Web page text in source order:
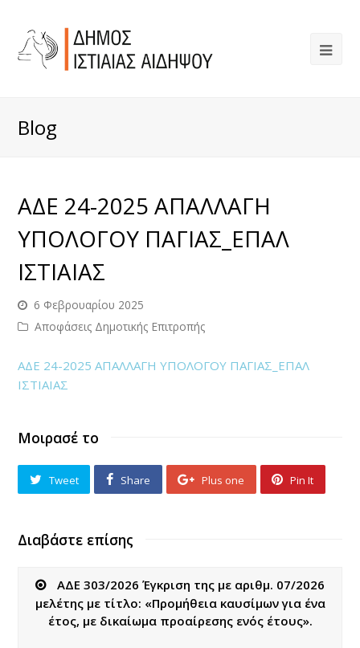
Blog
ΑΔΕ 24-2025 ΑΠΑΛΛΑΓΗ
ΥΠΟΛΟΓΟΥ ΠΑΓΙΑΣ_ΕΠΑΛ
ΙΣΤΙΑΙΑΣ
6 Φεβρουαρίου 2025
Αποφάσεις Δημοτικής Επιτροπής
ΑΔΕ 24-2025 ΑΠΑΛΛΑΓΗ ΥΠΟΛΟΓΟΥ ΠΑΓΙΑΣ_ΕΠΑΛ
ΙΣΤΙΑΙΑΣ
Μοιρασέ το
Tweet Share Plus one Pin It
Διαβάστε επίσης
ΑΔΕ 303/2026 Έγκριση της με αριθμ. 07/2026
μελέτης με τίτλο: «Προμήθεια καυσίμων για ένα
έτος, με δικαίωμα προαίρεσης ενός έτους».